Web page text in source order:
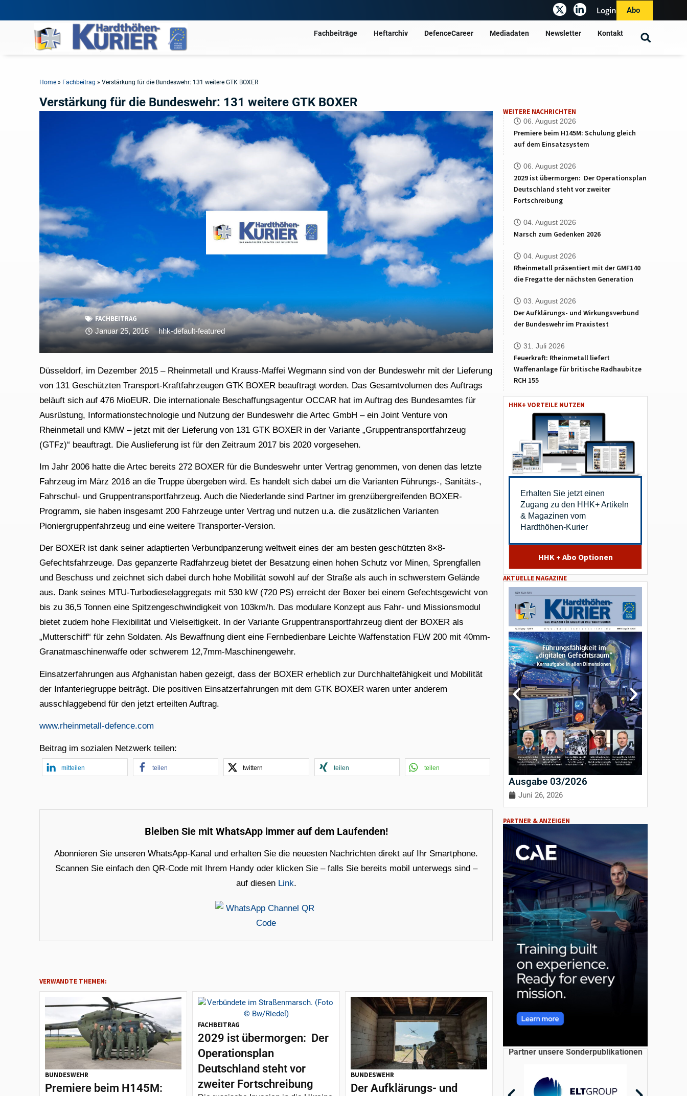
Login Abo
Fachbeiträge Heftarchiv DefenceCareer Mediadaten Newsletter Kontakt
Home » Fachbeitrag »Verstärkung für die Bundeswehr: 131 weitere GTK BOXER
Verstärkung für die Bundeswehr: 131 weitere GTK BOXER
FACHBEITRAG
Januar 25, 2016
hhk-default-featured
Düsseldorf, im Dezember 2015 – Rheinmetall und Krauss-Maffei Wegmann sind von der Bundeswehr mit der Lieferung
von 131 Geschützten Transport-Kraftfahrzeugen GTK BOXER beauftragt worden. Das Gesamtvolumen des Auftrags
beläuft sich auf 476 MioEUR. Die internationale Beschaffungsagentur OCCAR hat im Auftrag des Bundesamtes für
Ausrüstung, Informationstechnologie und Nutzung der Bundeswehr die Artec GmbH – ein Joint Venture von
Rheinmetall und KMW – jetzt mit der Lieferung von 131 GTK BOXER in der Variante „Gruppentransportfahrzeug
(GTFz)“ beauftragt. Die Auslieferung ist für den Zeitraum 2017 bis 2020 vorgesehen.
Im Jahr 2006 hatte die Artec bereits 272 BOXER für die Bundeswehr unter Vertrag genommen, von denen das letzte
Fahrzeug im März 2016 an die Truppe übergeben wird. Es handelt sich dabei um die Varianten Führungs-, Sanitäts-,
Fahrschul- und Gruppentransportfahrzeug. Auch die Niederlande sind Partner im grenzübergreifenden BOXER-
Programm, sie haben insgesamt 200 Fahrzeuge unter Vertrag und nutzen u.a. die zusätzlichen Varianten
Pioniergruppenfahrzeug und eine weitere Transporter-Version.
Der BOXER ist dank seiner adaptierten Verbundpanzerung weltweit eines der am besten geschützten 8×8-
Gefechtsfahrzeuge. Das gepanzerte Radfahrzeug bietet der Besatzung einen hohen Schutz vor Minen, Sprengfallen
und Beschuss und zeichnet sich dabei durch hohe Mobilität sowohl auf der Straße als auch in schwerstem Gelände
aus. Dank seines MTU-Turbodieselaggregats mit 530 kW (720 PS) erreicht der Boxer bei einem Gefechtsgewicht von
bis zu 36,5 Tonnen eine Spitzengeschwindigkeit von 103km/h. Das modulare Konzept aus Fahr- und Missionsmodul
bietet zudem hohe Flexibilität und Vielseitigkeit. In der Variante Gruppentransportfahrzeug dient der BOXER als
„Mutterschiff“ für zehn Soldaten. Als Bewaffnung dient eine Fernbedienbare Leichte Waffenstation FLW 200 mit 40mm-
Granatmaschinenwaffe oder schwerem 12,7mm-Maschinengewehr.
Einsatzerfahrungen aus Afghanistan haben gezeigt, dass der BOXER erheblich zur Durchhaltefähigkeit und Mobilität
der Infanteriegruppe beiträgt. Die positiven Einsatzerfahrungen mit dem GTK BOXER waren unter anderem
ausschlaggebend für den jetzt erteilten Auftrag.
www.rheinmetall-defence.com
Beitrag im sozialen Netzwerk teilen:
mitteilen teilen twittern teilen teilen
Bleiben Sie mit WhatsApp immer auf dem Laufenden!
Abonnieren Sie unseren WhatsApp-Kanal und erhalten Sie die neuesten Nachrichten direkt auf Ihr Smartphone.
Scannen Sie einfach den QR-Code mit Ihrem Handy oder klicken Sie – falls Sie bereits mobil unterwegs sind –
auf diesen Link.
VERWANDTE THEMEN:
BUNDESWEHR
Premiere beim H145M:
FACHBEITRAG
2029 ist übermorgen: Der
Operationsplan
Deutschland steht vor
zweiter Fortschreibung
BUNDESWEHR
Der Aufklärungs- und
WEITERE NACHRICHTEN
06. August 2026
Premiere beim H145M: Schulung gleich
auf dem Einsatzsystem
06. August 2026
2029 ist übermorgen: Der Operationsplan
Deutschland steht vor zweiter
Fortschreibung
04. August 2026
Marsch zum Gedenken 2026
04. August 2026
Rheinmetall präsentiert mit der GMF140
die Fregatte der nächsten Generation
03. August 2026
Der Aufklärungs- und Wirkungsverbund
der Bundeswehr im Praxistest
31. Juli 2026
Feuerkraft: Rheinmetall liefert
Waffenanlage für britische Radhaubitze
RCH 155
HHK+ VORTEILE NUTZEN
Erhalten Sie jetzt einen
Zugang zu den HHK+ Artikeln
& Magazinen vom
Hardthöhen-Kurier
HHK + Abo Optionen
AKTUELLE MAGAZINE
Ausgabe 03/2026
Juni 26, 2026
PARTNER & ANZEIGEN
Partner unsere Sonderpublikationen